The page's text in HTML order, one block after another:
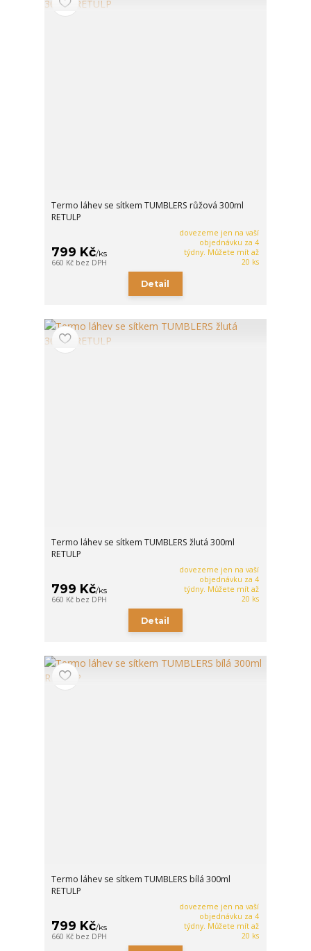
Termo láhev se sítkem TUMBLERS růžová 300ml
RETULP
799 Kč/ks
660 Kč bez DPH
dovezeme jen na vaší
objednávku za 4
týdny. Můžete mít až
20 ks
Detail
Termo láhev se sítkem TUMBLERS žlutá 300ml
RETULP
799 Kč/ks
660 Kč bez DPH
dovezeme jen na vaší
objednávku za 4
týdny. Můžete mít až
20 ks
Detail
Termo láhev se sítkem TUMBLERS bílá 300ml
RETULP
799 Kč/ks
660 Kč bez DPH
dovezeme jen na vaší
objednávku za 4
týdny. Můžete mít až
20 ks